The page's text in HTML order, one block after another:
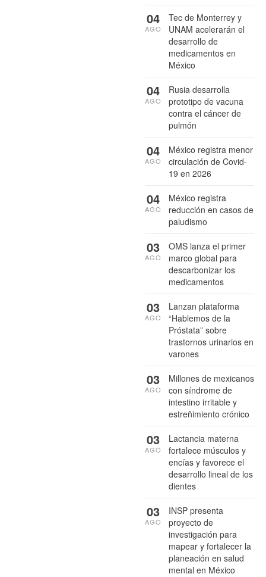
Tec de Monterrey y
UNAM acelerarán el
desarrollo de
medicamentos en
México
04
AGO
Rusia desarrolla
prototipo de vacuna
contra el cáncer de
pulmón
04
AGO
México registra menor
circulación de Covid-
19 en 2026
04
AGO
México registra
reducción en casos de
paludismo
04
AGO
OMS lanza el primer
marco global para
descarbonizar los
medicamentos
03
AGO
Lanzan plataforma
“Hablemos de la
Próstata” sobre
trastornos urinarios en
varones
03
AGO
Millones de mexicanos
con síndrome de
intestino irritable y
estreñimiento crónico
03
AGO
Lactancia materna
fortalece músculos y
encías y favorece el
desarrollo lineal de los
dientes
03
AGO
INSP presenta
proyecto de
investigación para
mapear y fortalecer la
planeación en salud
mental en México
03
AGO